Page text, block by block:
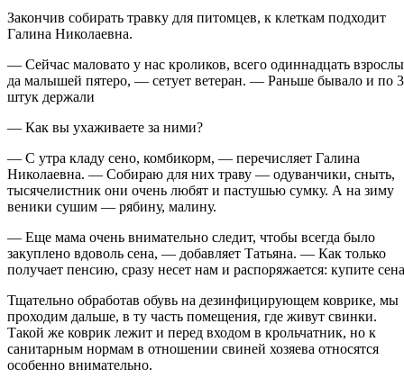
Закончив собирать травку для питомцев, к клеткам подходит
Галина Николаевна.
— Сейчас маловато у нас кроликов, всего одиннадцать
да малышей пятеро, — сетует ветеран. — Раньше бывало и по
штук держали
— Как вы ухаживаете за ними?
— С утра кладу сено, комбикорм, — перечисляет Галина
Николаевна. — Собираю для них траву — одуванчики, сныть,
тысячелистник они очень любят и пастушью сумку. А на зиму
веники сушим — рябину, малину.
— Еще мама очень внимательно следит, чтобы всегда было
закуплено вдоволь сена, — добавляет Татьяна. — Как только
получает пенсию, сразу несет нам и распоряжается: купите
Тщательно обработав обувь на дезинфицирующем коврике, мы
проходим дальше, в ту часть помещения, где живут свинки.
Такой же коврик лежит и перед входом в крольчатник, но к
санитарным нормам в отношении свиней хозяева относятся
особенно внимательно.